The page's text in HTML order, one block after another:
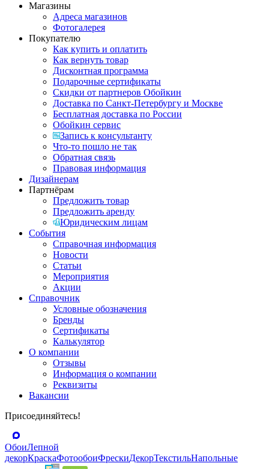
Магазины
Адреса магазинов
Фотогалерея
Покупателю
Как купить и оплатить
Как вернуть товар
Дисконтная программа
Подарочные сертификаты
Скидки от партнеров Обойкин
Доставка по Санкт-Петербургу и Москве
Бесплатная доставка по России
Обойкин сервис
Запись к консультанту
Что-то пошло не так
Обратная связь
Правовая информация
Дизайнерам
Партнёрам
Предложить товар
Предложить аренду
Юридическим лицам
События
Справочная информация
Новости
Статьи
Мероприятия
Акции
Справочник
Условные обозначения
Бренды
Сертификаты
Калькулятор
О компании
Отзывы
Информация о компании
Реквизиты
Вакансии
Присоединяйтесь!
ОбоиЛепной
декорКраскаФотообоиФрескиДекорТекстильНапольные